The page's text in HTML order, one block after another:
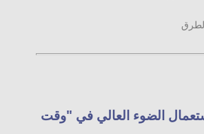
الضوء العالي في "وقت